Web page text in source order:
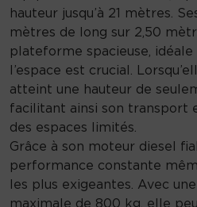
2
1
0
-
2
5
hauteur jusqu’à 21 mètres.
mètres de long sur 2,50
plateforme spacieuse,
l’espace est crucial.
atteint une hauteur de
facilitant ainsi son transport
des espaces limités.
Grâce à son moteur diesel
performance constante
les plus exigeantes. Avec
maximale de 800 kg, elle